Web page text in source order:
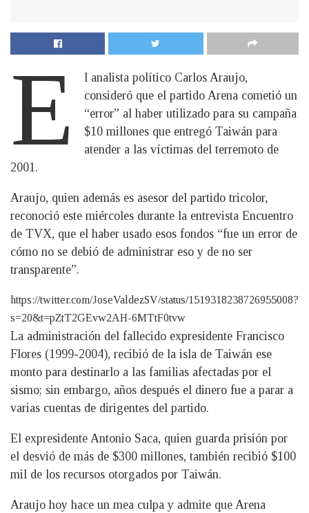
E
l analista político Carlos Araujo,
consideró que el partido Arena cometió un
“error” al haber utilizado para su campaña
$10 millones que entregó Taiwán para
atender a las víctimas del terremoto de
2001.
Araujo, quien además es asesor del partido tricolor,
reconoció este miércoles durante la entrevista Encuentro
de TVX, que el haber usado esos fondos “fue un error de
cómo no se debió de administrar eso y de no ser
transparente”.
https://twitter.com/JoseValdezSV/status/1519318238726955008?
s=20&t=pZtT2GEvw2AH-6MTtF0tvw
La administración del fallecido expresidente Francisco
Flores (1999-2004), recibió de la isla de Taiwán ese
monto para destinarlo a las familias afectadas por el
sismo; sin embargo, años después el dinero fue a parar a
varias cuentas de dirigentes del partido.
El expresidente Antonio Saca, quien guarda prisión por
el desvió de más de $300 millones, también recibió $100
mil de los recursos otorgados por Taiwán.
Araujo hoy hace un mea culpa y admite que Arena